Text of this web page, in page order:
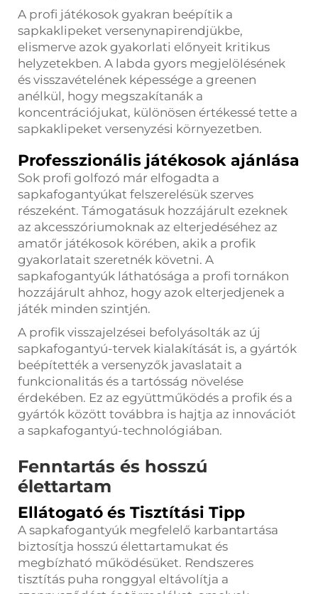
A profi játékosok gyakran beépítik a
sapkaklipeket versenynapirendjükbe,
elismerve azok gyakorlati előnyeit kritikus
helyzetekben. A labda gyors megjelölésének
és visszavételének képessége a greenen
anélkül, hogy megszakítanák a
koncentrációjukat, különösen értékessé tette a
sapkaklipeket versenyzési környezetben.
Professzionális játékosok ajánlása
Sok profi golfozó már elfogadta a
sapkafogantyúkat felszerelésük szerves
részeként. Támogatásuk hozzájárult ezeknek
az akcesszóriumoknak az elterjedéséhez az
amatőr játékosok körében, akik a profik
gyakorlatait szeretnék követni. A
sapkafogantyúk láthatósága a profi tornákon
hozzájárult ahhoz, hogy azok elterjedjenek a
játék minden szintjén.
A profik visszajelzései befolyásolták az új
sapkafogantyú-tervek kialakítását is, a gyártók
beépítették a versenyzők javaslatait a
funkcionalitás és a tartósság növelése
érdekében. Ez az együttműködés a profik és a
gyártók között továbbra is hajtja az innovációt
a sapkafogantyú-technológiában.
Fenntartás és hosszú
élettartam
Ellátogató és Tisztítási Tipp
A sapkafogantyúk megfelelő karbantartása
biztosítja hosszú élettartamukat és
megbízható működésüket. Rendszeres
tisztítás puha ronggyal eltávolítja a